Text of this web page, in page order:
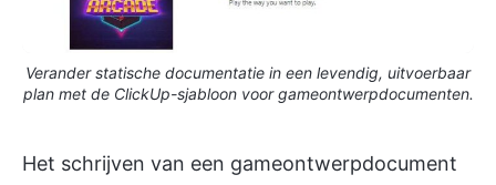
Verander statische documentatie in een levendig, uitvoerbaar
plan met de ClickUp-sjabloon voor gameontwerpdocumenten.
Het schrijven van een gameontwerpdocument